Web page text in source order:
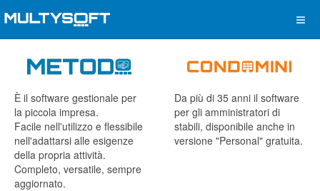
È il software gestionale per
la piccola impresa.
Facile nell'utilizzo e flessibile
nell'adattarsi alle esigenze
della propria attività.
Completo, versatile, sempre
aggiornato.
Da più di 35 anni il software
per gli amministratori di
stabili, disponibile anche in
versione "Personal" gratuita.